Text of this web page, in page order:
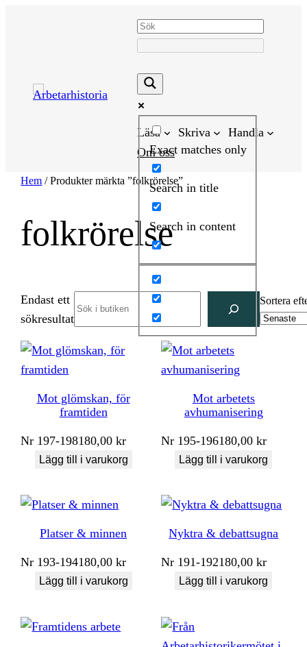
Exact matches only
Search in title
Search in content
Läsa Skriva
Handla
Om oss
Hem / Produkter märkta ”folkrörelse”
folkrörelse
Endast ett
sökresultat
Sortera
Mot glömskan, för
framtiden
Nr 197-198180,00kr
Lägg till i varukorg
Mot arbetets
avhumanisering
Nr 195-196180,00kr
Lägg till i varukorg
Platser & minnen
Nr 193-194180,00kr
Lägg till i varukorg
Nyktra & debattsugna
Nr 191-192180,00kr
Lägg till i varukorg